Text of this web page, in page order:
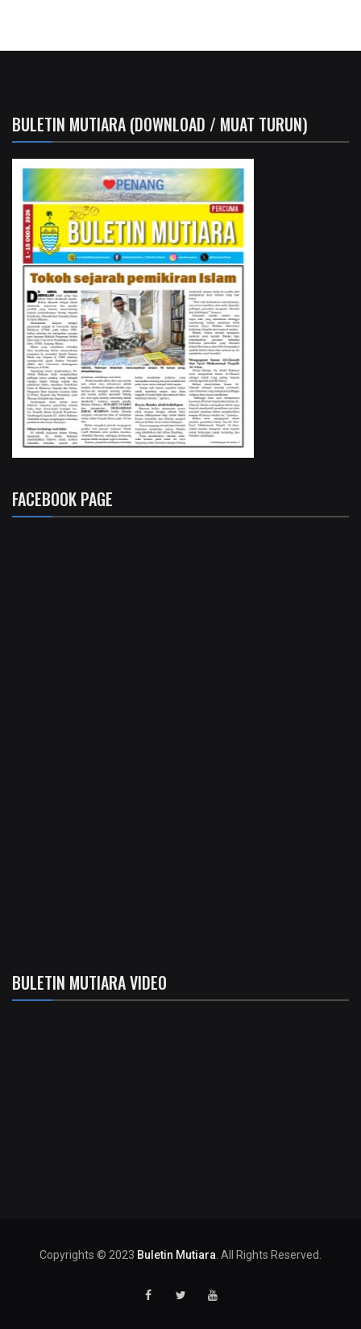
BULETIN MUTIARA (DOWNLOAD / MUAT TURUN)
FACEBOOK PAGE
BULETIN MUTIARA VIDEO
Copyrights © 2023 Buletin Mutiara . All Rights Reserved.